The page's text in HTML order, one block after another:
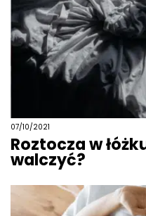
07/10/2021
Roztocza w
walczyć?